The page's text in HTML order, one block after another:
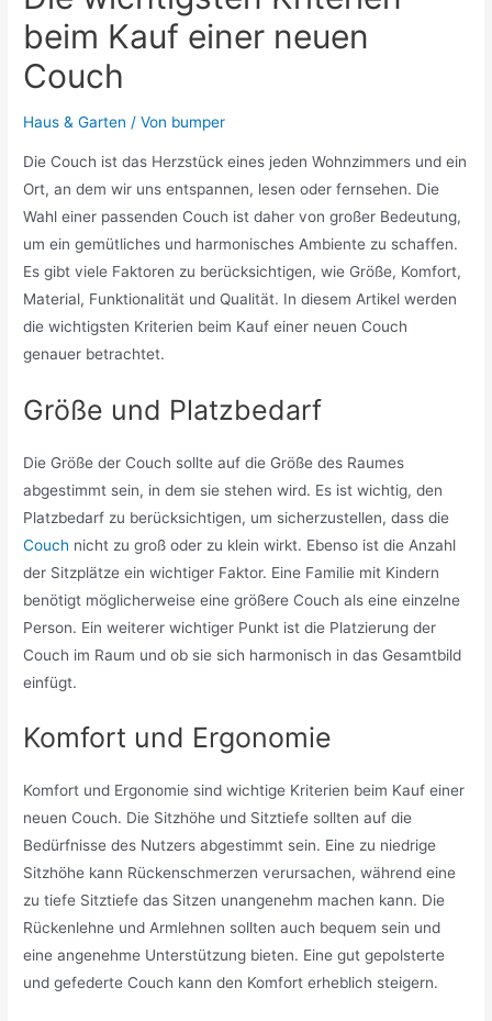
beim Kauf einer neuen
Couch
Haus & Garten / Von bumper
Die Couch ist das Herzstück eines jeden Wohnzimmers und ein
Ort, an dem wir uns entspannen, lesen oder fernsehen. Die
Wahl einer passenden Couch ist daher von großer Bedeutung,
um ein gemütliches und harmonisches Ambiente zu schaffen.
Es gibt viele Faktoren zu berücksichtigen, wie Größe, Komfort,
Material, Funktionalität und Qualität. In diesem Artikel werden
die wichtigsten Kriterien beim Kauf einer neuen Couch
genauer betrachtet.
Größe und Platzbedarf
Die Größe der Couch sollte auf die Größe des Raumes
abgestimmt sein, in dem sie stehen wird. Es ist wichtig, den
Platzbedarf zu berücksichtigen, um sicherzustellen, dass die
Couch nicht zu groß oder zu klein wirkt. Ebenso ist die Anzahl
der Sitzplätze ein wichtiger Faktor. Eine Familie mit Kindern
benötigt möglicherweise eine größere Couch als eine einzelne
Person. Ein weiterer wichtiger Punkt ist die Platzierung der
Couch im Raum und ob sie sich harmonisch in das Gesamtbild
einfügt.
Komfort und Ergonomie
Komfort und Ergonomie sind wichtige Kriterien beim Kauf einer
neuen Couch. Die Sitzhöhe und Sitztiefe sollten auf die
Bedürfnisse des Nutzers abgestimmt sein. Eine zu niedrige
Sitzhöhe kann Rückenschmerzen verursachen, während eine
zu tiefe Sitztiefe das Sitzen unangenehm machen kann. Die
Rückenlehne und Armlehnen sollten auch bequem sein und
eine angenehme Unterstützung bieten. Eine gut gepolsterte
und gefederte Couch kann den Komfort erheblich steigern.